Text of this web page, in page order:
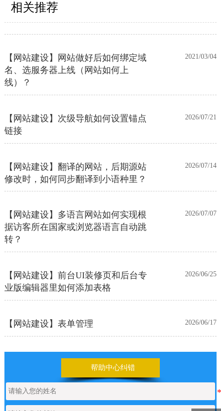
相关推荐
【外贸网站建设】如何做多语言网站
【网站建设】网站做好后如何绑定域
名、选服务器上线（网站如何上
线）？
2021/03/04
【网站建设】次级导航如何设置锚点
链接
2026/07/21
【网站建设】翻译的网站，后期源站
修改时，如何同步翻译到小语种里？
2026/07/14
【网站建设】多语言网站如何实现根
据访客所在国家或浏览器语言自动跳
转？
2026/07/07
【网站建设】前台UI装修页和后台专
业版编辑器里如何添加表格
2026/06/25
【网站建设】表单管理 2026/06/17
【网站建设】产品/新闻详情里的关键
词标签链接，如何设置链接文字的样
帮助中心纠错